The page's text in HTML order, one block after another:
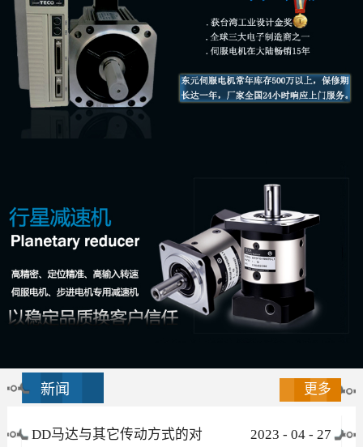
新闻 更多
DD马达与其它传动方式的对 2023 - 04 - 27